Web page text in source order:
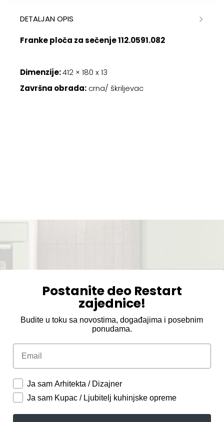
DETALJAN OPIS
Franke ploča za sečenje 112.0591.082
Dimenzije:412 × 180 x 13
Završna obrada: crna/ škriljevac
Postanite deo Restart
zajednice!
Budite u toku sa novostima, događajima i posebnim
ponudama.
Email
Ja sam Arhitekta / Dizajner
Ja sam Kupac / Ljubitelj kuhinjske opreme